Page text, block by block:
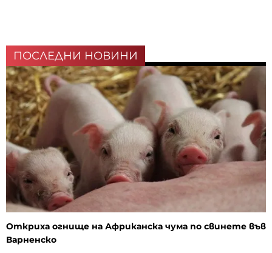
ПОСЛЕДНИ НОВИНИ
Откриха огнище на Африканска чума по свинете във
Варненско